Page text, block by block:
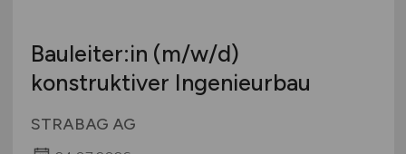
Bauleiter:in (m/w/d)
konstruktiver Ingenieurbau
STRABAG AG